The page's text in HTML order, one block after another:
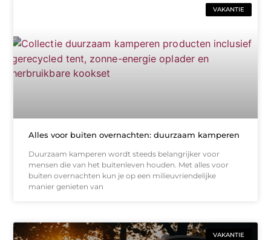
VAKANTIE
Alles voor buiten overnachten: duurzaam kamperen
Duurzaam kamperen wordt steeds belangrijker voor
mensen die van het buitenleven houden. Met alles voor
buiten overnachten kun je op een milieuvriendelijke
manier genieten van
VAKANTIE